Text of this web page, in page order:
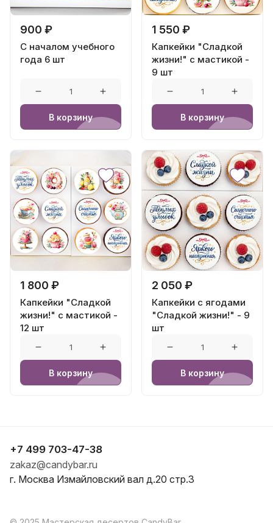
900 ₽
С началом учебного
года 6 шт
В корзину
1 550 ₽
Капкейки "Сладкой
жизни!" с мастикой -
9 шт
В корзину
1 800 ₽
Капкейки "Сладкой
жизни!" с мастикой -
12 шт
В корзину
2 050 ₽
Капкейки с ягодами
"Сладкой жизни!" - 9
шт
В корзину
+7 499 703-47-38
zakaz@candybar.ru
г. Москва Измайловский вал д.20 стр.3